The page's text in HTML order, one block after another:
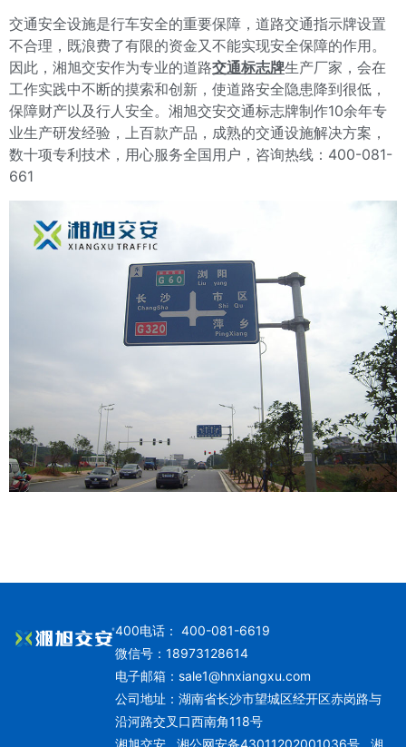
交通安全设施是行车安全的重要保障，道路交通指示牌设置
不合理，既浪费了有限的资金又不能实现安全保障的作用。
因此，湘旭交安作为专业的道路交通标志牌生产厂家，会在
工作实践中不断的摸索和创新，使道路安全隐患降到很低，
保障财产以及行人安全。湘旭交安交通标志牌制作10余年专
业生产研发经验，上百款产品，成熟的交通设施解决方案，
数十项专利技术，用心服务全国用户，咨询热线：400-081-
661
400电话： 400-081-6619
微信号：18973128614
电子邮箱： sale1@hnxiangxu.com
公司地址：湖南省长沙市望城区经开区赤岗路与
沿河路交叉口西南角118号
湘旭交安湘公网安备43011202001036号 湘